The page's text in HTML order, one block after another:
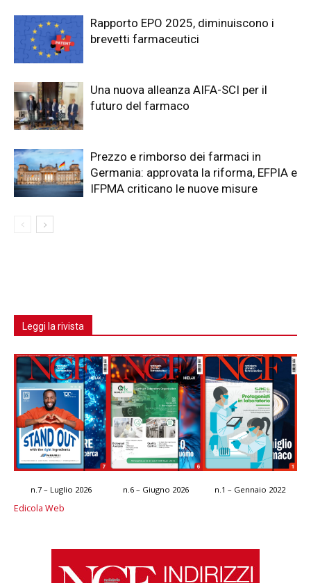
Rapporto EPO 2025, diminuiscono i
brevetti farmaceutici
Una nuova alleanza AIFA-SCI per il
futuro del farmaco
Prezzo e rimborso dei farmaci in
Germania: approvata la riforma, EFPIA e
IFPMA criticano le nuove misure
Leggi la rivista
n.7 – Luglio 2026 n.6 – Giugno 2026 n.1 – Gennaio 2022
Edicola Web